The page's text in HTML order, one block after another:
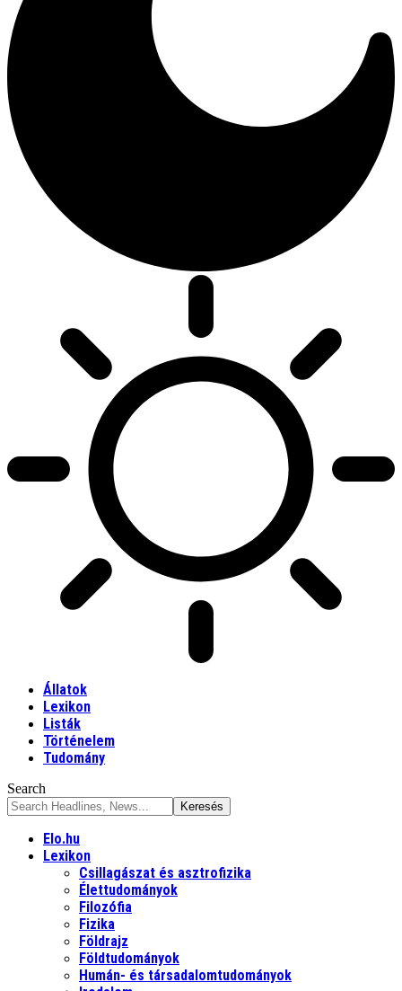
Állatok
Lexikon
Listák
Történelem
Tudomány
Search
Elo.hu
Lexikon
Csillagászat és asztrofizika
Élettudományok
Filozófia
Fizika
Földrajz
Földtudományok
Humán- és társadalomtudományok